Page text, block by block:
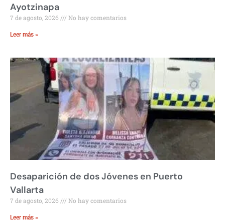
Ayotzinapa
7 de agosto, 2026 No hay comentarios
Leer más »
Desaparición de dos Jóvenes en Puerto
Vallarta
7 de agosto, 2026 No hay comentarios
Leer más »